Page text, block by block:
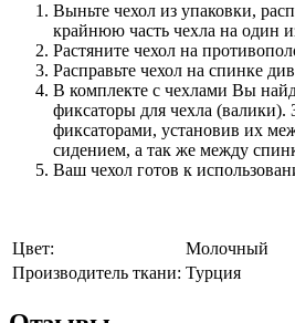
Выньте чехол из упаковки,
крайнюю часть чехла на один
Растяните чехол на
Расправьте чехол на спинке
В комплекте с чехлами Вы
фиксаторы для чехла (валики).
фиксаторами, установив их
сидением, а так же между
Ваш чехол готов к
Цвет:
Молочный
Производитель ткани: Турция